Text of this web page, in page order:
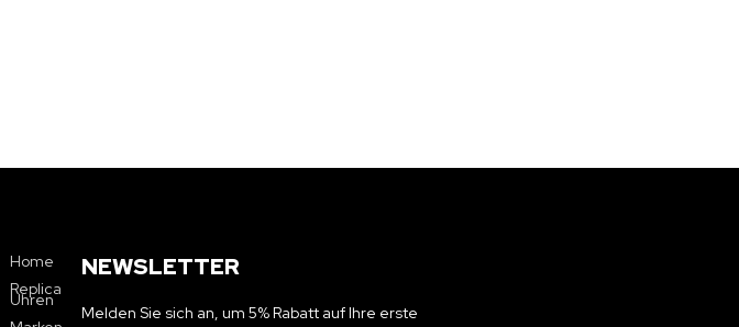
Home
Replica
Uhren
NEWSLETTER
Melden Sie sich an, um 5% Rabatt auf Ihre erste